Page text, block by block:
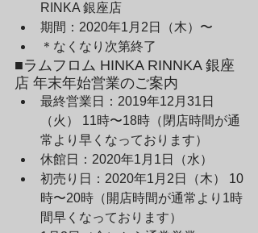
RINKA 銀座店
期間：2020年1月2日（木）〜
＊なくなり次第終了
■ラムフロム HINKA RINNKA 銀座
店 年末年始営業のご案内
最終営業日：2019年12月31日
（火） 11時〜18時（閉店時間が通
常より早くなっております）
休館日：2020年1月1日（水）
初売り日：2020年1月2日（木） 10
時〜20時（開店時間が通常より1時
間早くなっております）